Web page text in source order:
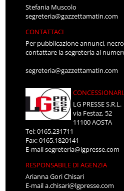
Stefania Muscolo
segreteria@gazzettamatin.com
CONTATTACI
Per pubblicazione annunci,
contattare la segreteria al
segreteria@gazzettamatin.com
LG PRESSE S.R.L.
via Festaz, 52
11100 AOSTA
Tel: 0165.231711
Fax: 0165.1820141
E-mailsegreteria@lgpresse.com
RESPONSABILE DI AGENZIA
Arianna Gori Chisari
E-maila.chisari@lgpresse.com